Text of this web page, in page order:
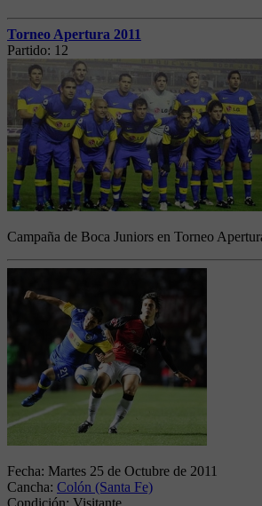
Torneo Apertura 2011
Partido: 12
Campaña de Boca Juniors en Torneo
Fecha: Martes 25 de Octubre de 2011
Cancha: Colón (Santa Fe)
Condición: Visitante